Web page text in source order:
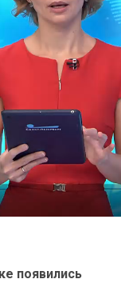
появились